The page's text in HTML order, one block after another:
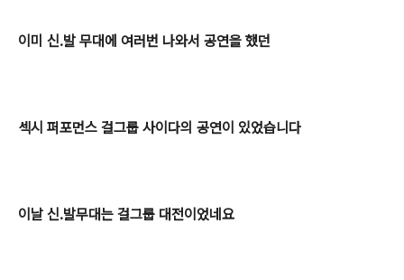
이미 신.발 무대에 여러번 나와서 공연을 했던
섹시 퍼포먼스 걸그룹 사이다의 공연이 있었습니다
이날 신.발무대는 걸그룹 대전이었네요